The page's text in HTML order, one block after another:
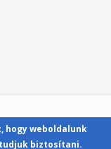
hogy weboldalunk
biztosítani.